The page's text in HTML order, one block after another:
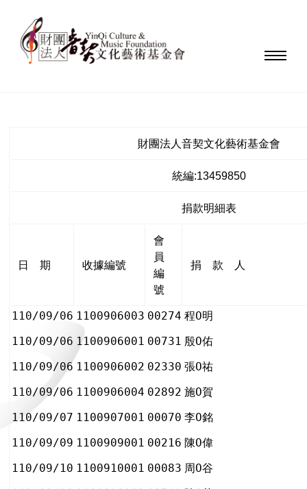
財團法人音契文化藝術基金會
統編:13459850
捐款明細表
日 期 收據編號
會
員
編
號
捐 款 人
110/09/06 1100906003 00274 程Ο明
110/09/06 1100906001 00731 殷Ο佑
110/09/06 1100906002 02330 張Ο祐
110/09/06 1100906004 02892 施Ο賀
110/09/07 1100907001 00070 李Ο銘
110/09/09 1100909001 00216 陳Ο偉
110/09/10 1100910001 00083 周Ο谷